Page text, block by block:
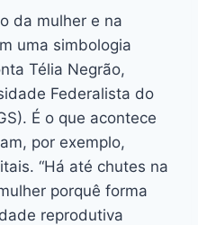
da mulher e na
uma simbologia
Télia Negrão,
Federalista do
É o que acontece
por exemplo,
“Há até chutes na
porquê forma
reprodutiva